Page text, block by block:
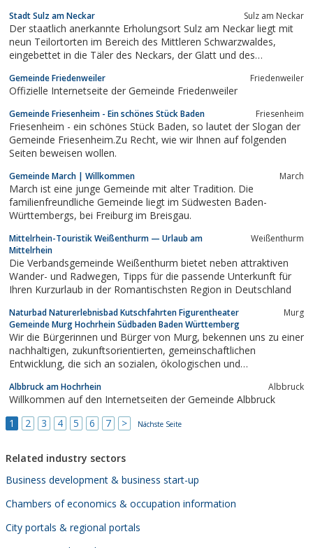
Stadt Sulz am Neckar Sulz am Neckar
Der staatlich anerkannte Erholungsort Sulz am Neckar liegt mit
neun Teilortorten im Bereich des Mittleren Schwarzwaldes,
eingebettet in die Täler des Neckars, der Glatt und des
Gemeinde Friedenweiler Friedenweiler
Offizielle Internetseite der Gemeinde Friedenweiler
Gemeinde Friesenheim - Ein schönes Stück Baden Friesenheim
Friesenheim - ein schönes Stück Baden, so lautet der Slogan der
Gemeinde Friesenheim.Zu Recht, wie wir Ihnen auf folgenden
Seiten beweisen wollen.
Gemeinde March | Willkommen March
March ist eine junge Gemeinde mit alter Tradition. Die
familienfreundliche Gemeinde liegt im Südwesten Baden-
Württembergs, bei Freiburg im Breisgau.
Mittelrhein-Touristik Weißenthurm — Urlaub am
Mittelrhein
Weißenthurm
Die Verbandsgemeinde Weißenthurm bietet neben attraktiven
Wander- und Radwegen, Tipps für die passende Unterkunft für
Ihren Kurzurlaub in der Romantischsten Region in Deutschland
Naturbad Naturerlebnisbad Kutschfahrten Figurentheater
Gemeinde Murg Hochrhein Südbaden Baden Württemberg
Murg
Wir die Bürgerinnen und Bürger von Murg, bekennen uns zu einer
nachhaltigen, zukunftsorientierten, gemeinschaftlichen
Entwicklung, die sich an sozialen, ökologischen und
der Gemeinde sollen stets am Gedanken der Nachhaltigkeit
ausgerichtet werden.Durch diesen...
Albbruck am Hochrhein Albbruck
Willkommen auf den Internetseiten der Gemeinde Albbruck
1
2 3 4 5 6 7 > Nächste Seite
Related industry sectors
Business development & business start-up
Chambers of economics & occupation information
City portals & regional portals